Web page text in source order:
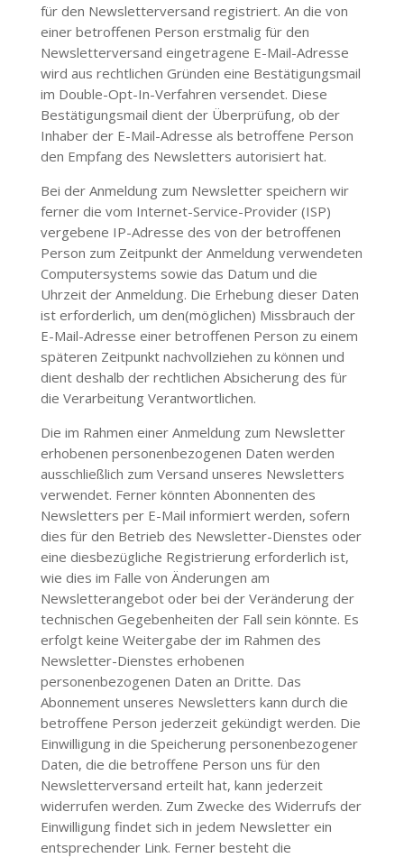
für den Newsletterversand registriert. An die von
einer betroffenen Person erstmalig für den
Newsletterversand eingetragene E-Mail-Adresse
wird aus rechtlichen Gründen eine Bestätigungsmail
im Double-Opt-In-Verfahren versendet. Diese
Bestätigungsmail dient der Überprüfung, ob der
Inhaber der E-Mail-Adresse als betroffene Person
den Empfang des Newsletters autorisiert hat.
Bei der Anmeldung zum Newsletter speichern wir
ferner die vom Internet-Service-Provider (ISP)
vergebene IP-Adresse des von der betroffenen
Person zum Zeitpunkt der Anmeldung verwendeten
Computersystems sowie das Datum und die
Uhrzeit der Anmeldung. Die Erhebung dieser Daten
ist erforderlich, um den(möglichen) Missbrauch der
E-Mail-Adresse einer betroffenen Person zu einem
späteren Zeitpunkt nachvollziehen zu können und
dient deshalb der rechtlichen Absicherung des für
die Verarbeitung Verantwortlichen.
Die im Rahmen einer Anmeldung zum Newsletter
erhobenen personenbezogenen Daten werden
ausschließlich zum Versand unseres Newsletters
verwendet. Ferner könnten Abonnenten des
Newsletters per E-Mail informiert werden, sofern
dies für den Betrieb des Newsletter-Dienstes oder
eine diesbezügliche Registrierung erforderlich ist,
wie dies im Falle von Änderungen am
Newsletterangebot oder bei der Veränderung der
technischen Gegebenheiten der Fall sein könnte. Es
erfolgt keine Weitergabe der im Rahmen des
Newsletter-Dienstes erhobenen
personenbezogenen Daten an Dritte. Das
Abonnement unseres Newsletters kann durch die
betroffene Person jederzeit gekündigt werden. Die
Einwilligung in die Speicherung personenbezogener
Daten, die die betroffene Person uns für den
Newsletterversand erteilt hat, kann jederzeit
widerrufen werden. Zum Zwecke des Widerrufs der
Einwilligung findet sich in jedem Newsletter ein
entsprechender Link. Ferner besteht die